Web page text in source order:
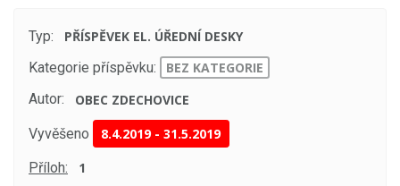
Typ:
PŘÍSPĚVEK EL. ÚŘEDNÍ DESKY
Kategorie příspěvku:
BEZ KATEGORIE
Autor:
OBEC ZDECHOVICE
Vyvěšeno 8.4.2019-31.5.2019
Příloh: 1